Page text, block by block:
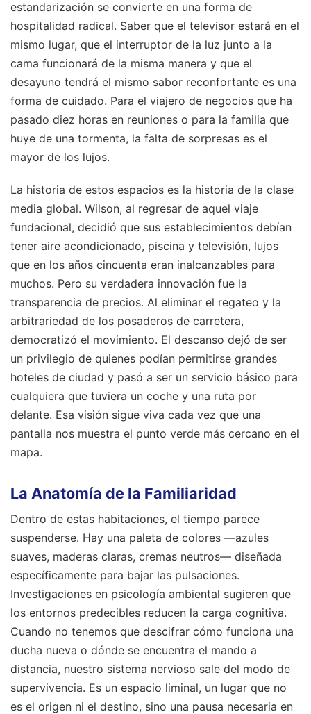
estandarización se convierte en una forma de
hospitalidad radical. Saber que el televisor estará en el
mismo lugar, que el interruptor de la luz junto a la
cama funcionará de la misma manera y que el
desayuno tendrá el mismo sabor reconfortante es una
forma de cuidado. Para el viajero de negocios que ha
pasado diez horas en reuniones o para la familia que
huye de una tormenta, la falta de sorpresas es el
mayor de los lujos.
La historia de estos espacios es la historia de la clase
media global. Wilson, al regresar de aquel viaje
fundacional, decidió que sus establecimientos debían
tener aire acondicionado, piscina y televisión, lujos
que en los años cincuenta eran inalcanzables para
muchos. Pero su verdadera innovación fue la
transparencia de precios. Al eliminar el regateo y la
arbitrariedad de los posaderos de carretera,
democratizó el movimiento. El descanso dejó de ser
un privilegio de quienes podían permitirse grandes
hoteles de ciudad y pasó a ser un servicio básico para
cualquiera que tuviera un coche y una ruta por
delante. Esa visión sigue viva cada vez que una
pantalla nos muestra el punto verde más cercano en el
mapa.
La Anatomía de la Familiaridad
Dentro de estas habitaciones, el tiempo parece
suspenderse. Hay una paleta de colores —azules
suaves, maderas claras, cremas neutros— diseñada
específicamente para bajar las pulsaciones.
Investigaciones en psicología ambiental sugieren que
los entornos predecibles reducen la carga cognitiva.
Cuando no tenemos que descifrar cómo funciona una
ducha nueva o dónde se encuentra el mando a
distancia, nuestro sistema nervioso sale del modo de
supervivencia. Es un espacio liminal, un lugar que no
es el origen ni el destino, sino una pausa necesaria en